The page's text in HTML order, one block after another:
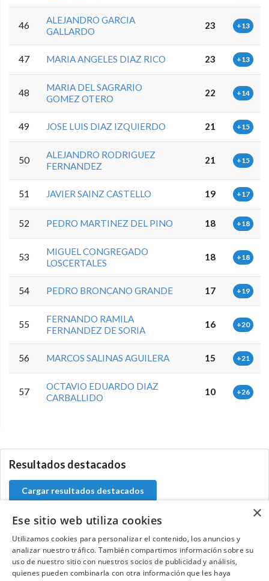
46
ALEJANDRO GARCIA
GALLARDO
23 +13
47 MARIA ANGELES DIAZ RICO 23 +13
48
MARIA DEL SAGRARIO
GOMEZ OTERO
22 +14
49 JOSE LUIS DIAZ IZQUIERDO 21 +15
50
ALEJANDRO RODRIGUEZ
FERNANDEZ
21 +15
51 JAVIER SAINZ CASTELLO 19 +17
52 PEDRO MARTINEZ DEL PINO 18 +18
53
MIGUEL CONGREGADO
LOSCERTALES
18 +18
54 PEDRO BRONCANO GRANDE 17 +19
55
FERNANDO RAMILA
FERNANDEZ DE SORIA
16 +20
56 MARCOS SALINAS AGUILERA 15 +21
57
OCTAVIO EDUARDO DIAZ
CARBALLIDO
10 +26
Resultados destacados
Cargar resultados destacados
Contacta con el equipo de NextCaddy
Opina Contacta
×
Ese sitio web utiliza cookies
Utilizamos cookies para personalizar el contenido, los anuncios y
analizar nuestro tráfico. También compartimos información sobre su
uso de nuestro sitio con nuestros socios de publicidad y análisis,
quienes pueden combinarla con otra información que les haya